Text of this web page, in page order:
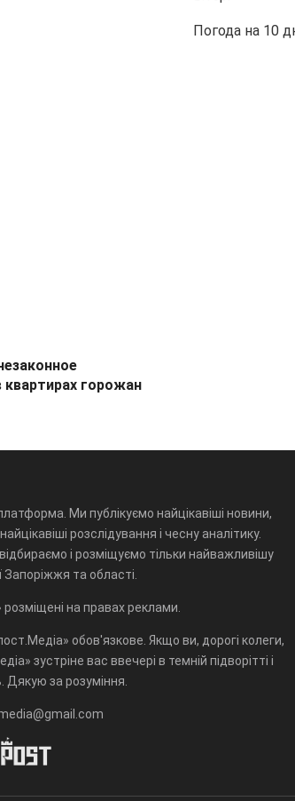
квартирах горожан
Погода на 10
Ми публікуємо найцікавіші новини,
розслідування і чесну аналітику.
і розміщуємо тільки найважливішу
Запоріжжя та області.
на правах реклами.
обов'язкове. Якщо ви, дорогі колеги,
зустріне вас ввечері в темній підворітті і
Дякую за розуміння.